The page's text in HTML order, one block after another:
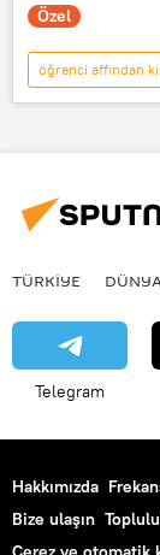
Özel
öğrenci affından
TÜRKİYE
öğrenci affı
TÜRKIYE
Telegram
Hakkımızda
Bize ulaşın